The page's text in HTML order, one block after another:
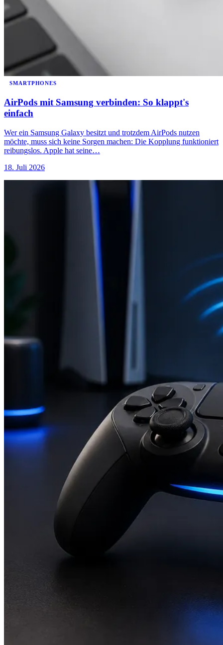
SMARTPHONES
AirPods mit Samsung verbinden: So klappt's
einfach
Wer ein Samsung Galaxy besitzt und trotzdem AirPods nutzen
möchte, muss sich keine Sorgen machen: Die Kopplung funktioniert
reibungslos. Apple hat seine…
18. Juli 2026